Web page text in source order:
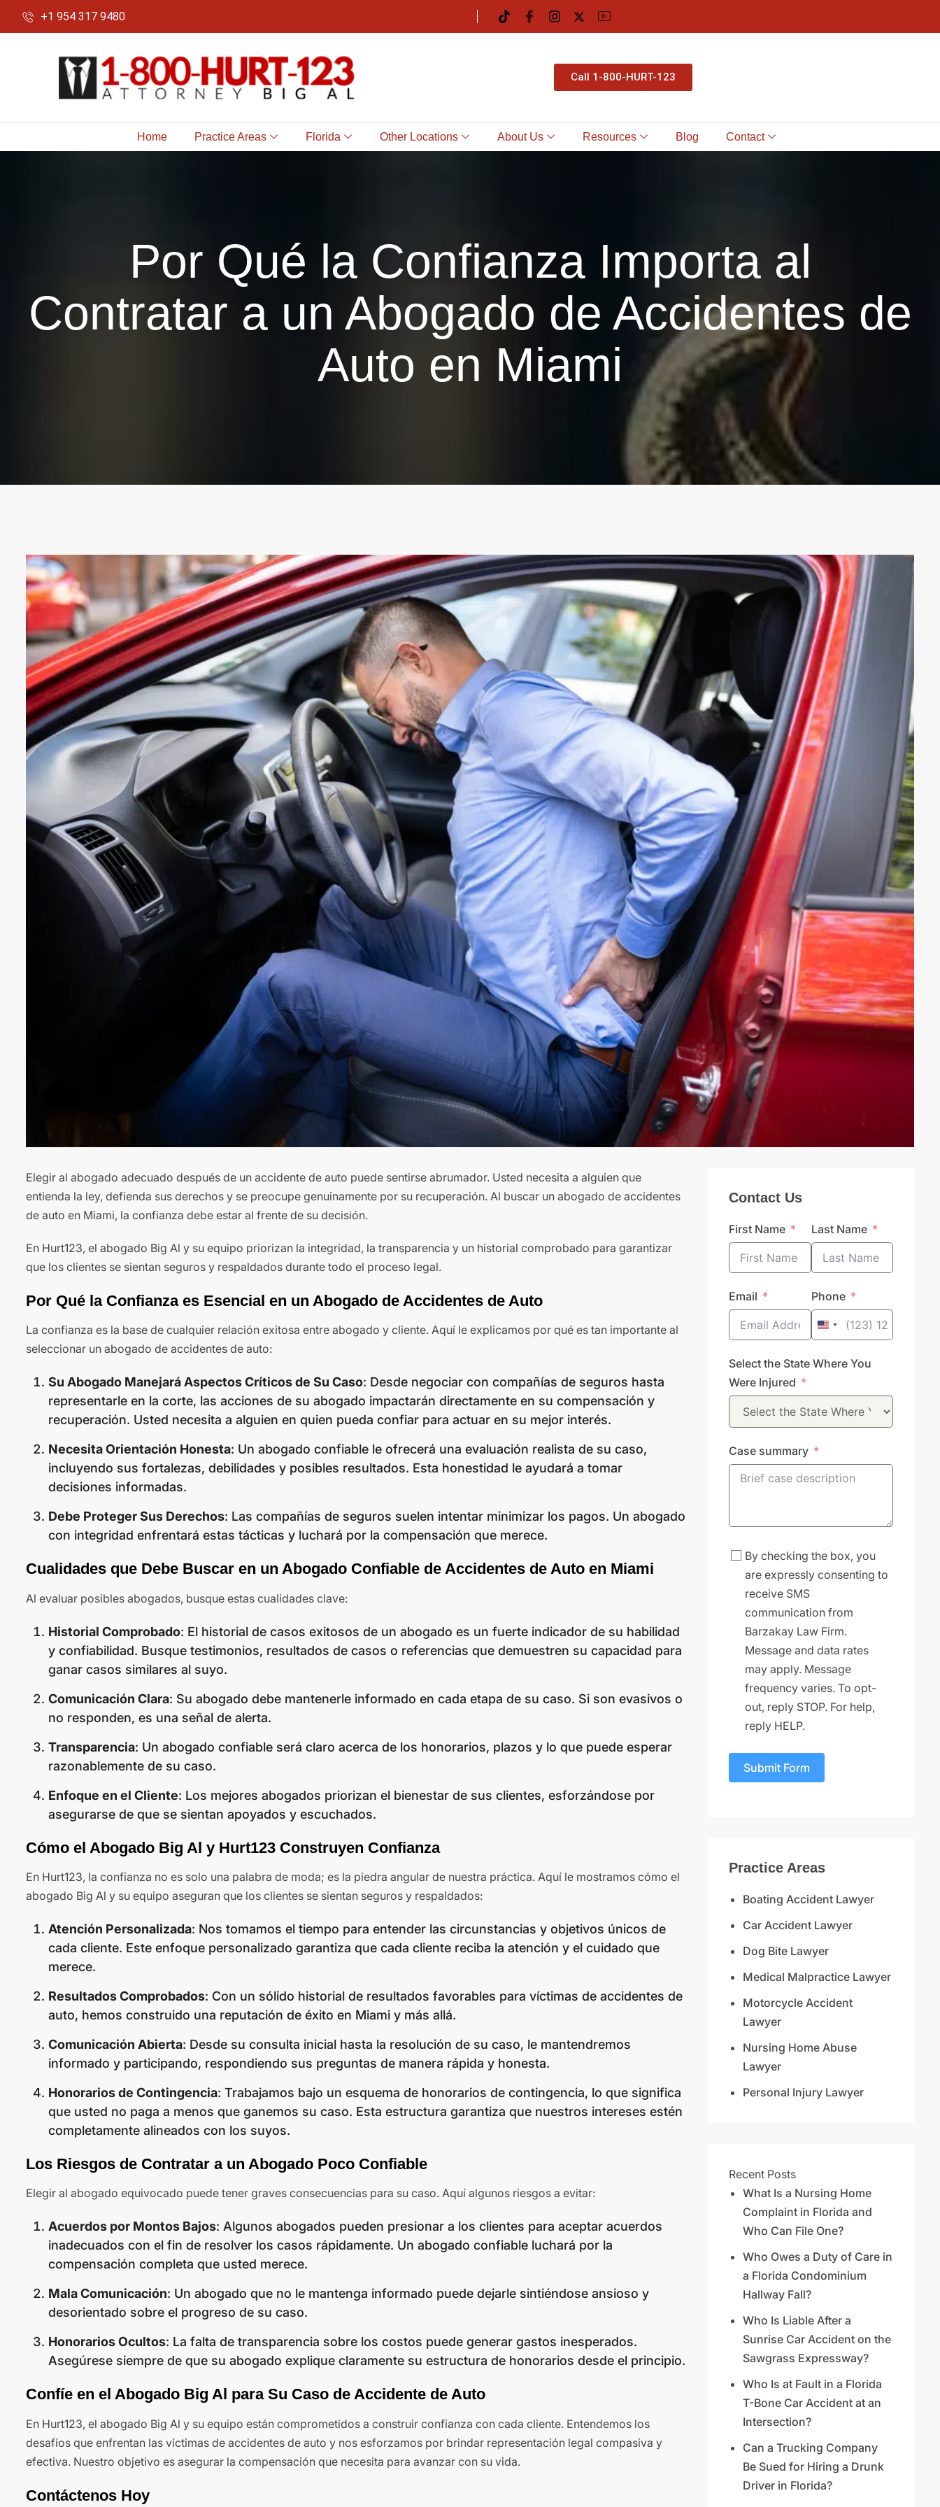
+1 954 317 9480
Call 1-800-HURT-123
Home Practice Areas Florida Other Locations About Us Resources Blog Contact
Por Qué la Confianza Importa al
Contratar a un Abogado de Accidentes de
Auto en Miami
Elegir al abogado adecuado después de un accidente de auto puede sentirse abrumador. Usted necesita a alguien que
entienda la ley, defienda sus derechos y se preocupe genuinamente por su recuperación. Al buscar un abogado de accidentes
de auto en Miami, la confianza debe estar al frente de su decisión.
En Hurt123, el abogado Big Al y su equipo priorizan la integridad, la transparencia y un historial comprobado para garantizar
que los clientes se sientan seguros y respaldados durante todo el proceso legal.
Por Qué la Confianza es Esencial en un Abogado de Accidentes de Auto
La confianza es la base de cualquier relación exitosa entre abogado y cliente. Aquí le explicamos por qué es tan importante al
seleccionar un abogado de accidentes de auto:
Su Abogado Manejará Aspectos Críticos de Su Caso: Desde negociar con compañías de seguros hasta
representarle en la corte, las acciones de su abogado impactarán directamente en su compensación y
recuperación. Usted necesita a alguien en quien pueda confiar para actuar en su mejor interés.
Necesita Orientación Honesta: Un abogado confiable le ofrecerá una evaluación realista de su caso,
incluyendo sus fortalezas, debilidades y posibles resultados. Esta honestidad le ayudará a tomar
decisiones informadas.
Debe Proteger Sus Derechos: Las compañías de seguros suelen intentar minimizar los pagos. Un abogado
con integridad enfrentará estas tácticas y luchará por la compensación que merece.
Cualidades que Debe Buscar en un Abogado Confiable de Accidentes de Auto en Miami
Al evaluar posibles abogados, busque estas cualidades clave:
Historial Comprobado: El historial de casos exitosos de un abogado es un fuerte indicador de su habilidad
y confiabilidad. Busque testimonios, resultados de casos o referencias que demuestren su capacidad para
ganar casos similares al suyo.
Comunicación Clara: Su abogado debe mantenerle informado en cada etapa de su caso. Si son evasivos o
no responden, es una señal de alerta.
Transparencia: Un abogado confiable será claro acerca de los honorarios, plazos y lo que puede esperar
razonablemente de su caso.
Enfoque en el Cliente: Los mejores abogados priorizan el bienestar de sus clientes, esforzándose por
asegurarse de que se sientan apoyados y escuchados.
Cómo el Abogado Big Al y Hurt123 Construyen Confianza
En Hurt123, la confianza no es solo una palabra de moda; es la piedra angular de nuestra práctica. Aquí le mostramos cómo el
abogado Big Al y su equipo aseguran que los clientes se sientan seguros y respaldados:
Atención Personalizada: Nos tomamos el tiempo para entender las circunstancias y objetivos únicos de
cada cliente. Este enfoque personalizado garantiza que cada cliente reciba la atención y el cuidado que
merece.
Resultados Comprobados: Con un sólido historial de resultados favorables para víctimas de accidentes de
auto, hemos construido una reputación de éxito en Miami y más allá.
Comunicación Abierta: Desde su consulta inicial hasta la resolución de su caso, le mantendremos
informado y participando, respondiendo sus preguntas de manera rápida y honesta.
Honorarios de Contingencia: Trabajamos bajo un esquema de honorarios de contingencia, lo que significa
que usted no paga a menos que ganemos su caso. Esta estructura garantiza que nuestros intereses estén
completamente alineados con los suyos.
Los Riesgos de Contratar a un Abogado Poco Confiable
Elegir al abogado equivocado puede tener graves consecuencias para su caso. Aquí algunos riesgos a evitar:
Acuerdos por Montos Bajos: Algunos abogados pueden presionar a los clientes para aceptar acuerdos
inadecuados con el fin de resolver los casos rápidamente. Un abogado confiable luchará por la
compensación completa que usted merece.
Mala Comunicación: Un abogado que no le mantenga informado puede dejarle sintiéndose ansioso y
desorientado sobre el progreso de su caso.
Honorarios Ocultos: La falta de transparencia sobre los costos puede generar gastos inesperados.
Asegúrese siempre de que su abogado explique claramente su estructura de honorarios desde el principio.
Confíe en el Abogado Big Al para Su Caso de Accidente de Auto
En Hurt123, el abogado Big Al y su equipo están comprometidos a construir confianza con cada cliente. Entendemos los
desafíos que enfrentan las víctimas de accidentes de auto y nos esforzamos por brindar representación legal compasiva y
efectiva. Nuestro objetivo es asegurar la compensación que necesita para avanzar con su vida.
Contáctenos Hoy
Contact Us
First Name Last Name
Email Phone
United
+1
Select the State Where You
Were Injured
Case summary
By checking the box, you
are expressly consenting to
receive SMS
communication from
Barzakay Law Firm.
Message and data rates
may apply. Message
frequency varies. To opt-
out, reply STOP. For help,
reply HELP.
Submit Form
Practice Areas
Boating Accident Lawyer
Car Accident Lawyer
Dog Bite Lawyer
Medical Malpractice Lawyer
Motorcycle Accident
Lawyer
Nursing Home Abuse
Lawyer
Personal Injury Lawyer
Recent Posts
What Is a Nursing Home
Complaint in Florida and
Who Can File One?
Who Owes a Duty of Care in
a Florida Condominium
Hallway Fall?
Who Is Liable After a
Sunrise Car Accident on the
Sawgrass Expressway?
Who Is at Fault in a Florida
T-Bone Car Accident at an
Intersection?
Can a Trucking Company
Be Sued for Hiring a Drunk
Driver in Florida?